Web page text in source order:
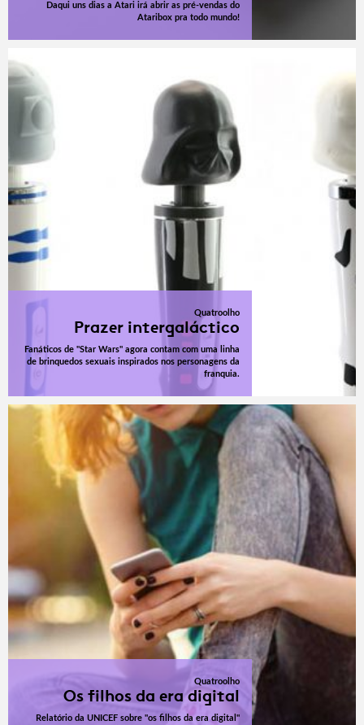
Daqui uns dias a Atari irá abrir as pré-vendas do
Ataribox pra todo mundo!
Quatroolho
Prazer intergaláctico
Fanáticos de "Star Wars" agora contam com uma linha
de brinquedos sexuais inspirados nos personagens da
franquia.
Quatroolho
Os filhos da era digital
Relatório da UNICEF sobre "os filhos da era digital"